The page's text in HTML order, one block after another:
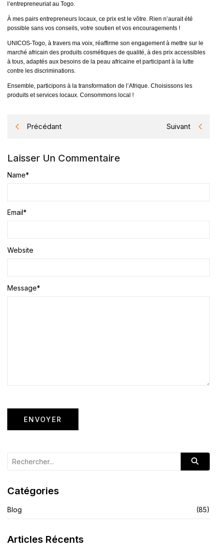
Catégories
Blog (85)
Articles Récents
l’entrepreneuriat au Togo.
À mes pairs entrepreneurs locaux, ce prix est le vôtre. Rien n’aurait été
possible sans vos conseils, votre soutien et vos encouragements !
UNICOS-Togo, à travers ma voix, réaffirme son engagement à mettre sur le
marché africain des produits cosmétiques de qualité, à des prix accessibles
à tous, adaptés aux besoins de la peau africaine et participant à la lutte
contre les discriminations.
Ensemble, participons à la transformation de l’Afrique. Choisissons les
produits et services locaux. Consommons local !
Précédant Suivant
Laisser Un Commentaire
Message*
Name*
Email*
Website